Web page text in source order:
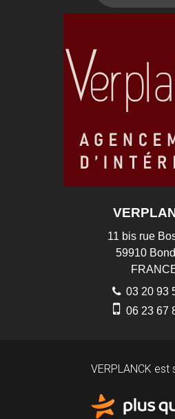
11 bis rue
59910
03 20 93
06 23 67
VERPLANCK est